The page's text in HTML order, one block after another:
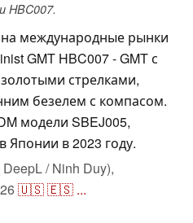
HBC007.
международные рынки
GMT HBC007 - GMT с
стрелками,
безелем с компасом.
модели SBEJ005,
в 2023 году.
DeepL / Ninh Duy),
🇺🇸🇪🇸 ...